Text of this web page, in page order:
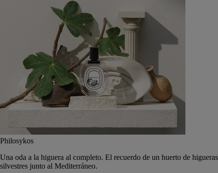
Philosykos
Una oda a la higuera al completo. El recuerdo de un huerto de higueras
silvestres junto al Mediterráneo.